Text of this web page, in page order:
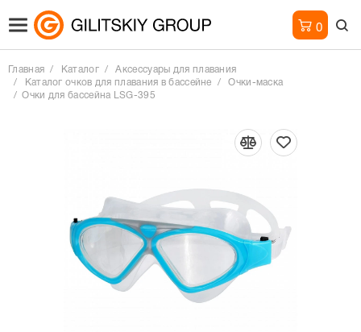
0
Главная Каталог
Аксессуары для плавания
Каталог очков для плавания в бассейне
Очки-маска
Очки для бассейна LSG-395